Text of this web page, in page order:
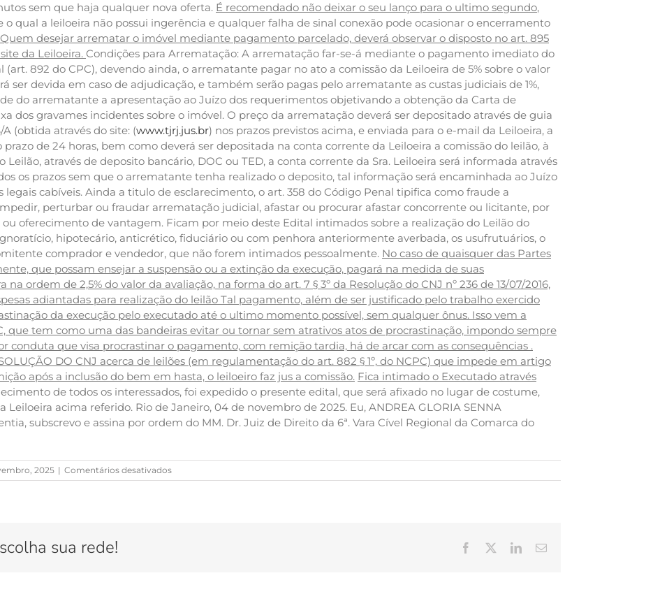
sem que haja qualquer nova oferta. É recomendado não deixar o seu lanço para o ultimo segundo,
o qual a leiloeira não possui ingerência e qualquer falha de sinal conexão pode ocasionar o encerramento
Quem desejar arrematar o imóvel mediante pagamento parcelado, deverá observar o disposto no art. 895
da Leiloeira. Condições para Arrematação: A arrematação far-se-á mediante o pagamento imediato do
892 do CPC), devendo ainda, o arrematante pagar no ato a comissão da Leiloeira de 5% sobre o valor
ser devida em caso de adjudicação, e também serão pagas pelo arrematante as custas judiciais de 1%,
do arrematante a apresentação ao Juízo dos requerimentos objetivando a obtenção da Carta de
dos gravames incidentes sobre o imóvel. O preço da arrematação deverá ser depositado através de guia
(obtida através do site: (www.tjrj.jus.br) nos prazos previstos acima, e enviada para o e-mail da Leiloeira, a
de 24 horas, bem como deverá ser depositada na conta corrente da Leiloeira a comissão do leilão, à
através de deposito bancário, DOC ou TED, a conta corrente da Sra. Leiloeira será informada através
os prazos sem que o arrematante tenha realizado o deposito, tal informação será encaminhada ao Juízo
cabíveis. Ainda a titulo de esclarecimento, o art. 358 do Código Penal tipifica como fraude a
perturbar ou fraudar arrematação judicial, afastar ou procurar afastar concorrente ou licitante, por
oferecimento de vantagem. Ficam por meio deste Edital intimados sobre a realização do Leilão do
hipotecário, anticrético, fiduciário ou com penhora anteriormente averbada, os usufrutuários, o
comprador e vendedor, que não forem intimados pessoalmente. No caso de quaisquer das Partes
que possam ensejar a suspensão ou a extinção da execução, pagará na medida de suas
ordem de 2,5% do valor da avaliação, na forma do art. 7 § 3º da Resolução do CNJ nº 236 de 13/07/2016,
adiantadas para realização do leilão Tal pagamento, além de ser justificado pelo trabalho exercido
da execução pelo executado até o ultimo momento possível, sem qualquer ônus. Isso vem a
que tem como uma das bandeiras evitar ou tornar sem atrativos atos de procrastinação, impondo sempre
conduta que visa procrastinar o pagamento, com remição tardia, há de arcar com as consequências .
DO CNJ acerca de leilões (em regulamentação do art. 882 § 1º, do NCPC) que impede em artigo
após a inclusão do bem em hasta, o leiloeiro faz jus a comissão. Fica intimado o Executado através
de todos os interessados, foi expedido o presente edital, que será afixado no lugar de costume,
acima referido. Rio de Janeiro, 04 de novembro de 2025. Eu, ANDREA GLORIA SENNA
subscrevo e assina por ordem do MM. Dr. Juiz de Direito da 6ª. Vara Cível Regional da Comarca do
2025 | Comentários desativadosem
APARTAMENTO
sua rede! Facebook LinkedIn
E-